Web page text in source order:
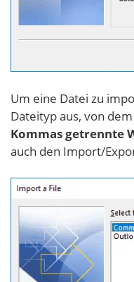
Um eine Datei zu
Dateityp aus, von
Kommas getrennte
auch den Import/